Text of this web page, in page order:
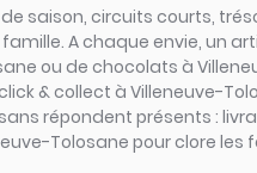
saison, circuits courts,
A chaque envie, un
ou de chocolats à
& collect à Villeneuve-
répondent présents :
Tolosane pour clore les